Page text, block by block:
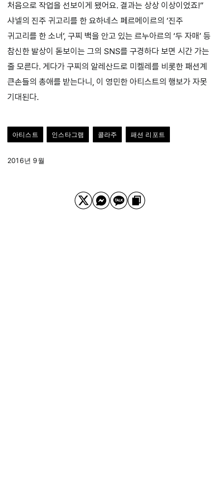
처음으로 작업을 선보이게 됐어요. 결과는 상상 이상이었죠!”
샤넬의 진주 귀고리를 한 요하네스 페르메이르의 ‘진주
귀고리를 한 소녀’, 구찌 백을 안고 있는 르누아르의 ‘두 자매’ 등
참신한 발상이 돋보이는 그의 SNS를 구경하다 보면 시간 가는
줄 모른다. 게다가 구찌의 알레산드로 미켈레를 비롯한 패션계
큰손들의 총애를 받는다니, 이 영민한 아티스트의 행보가 자못
기대된다.
아티스트 인스타그램 콜라주 패션 리포트
2016년 9월